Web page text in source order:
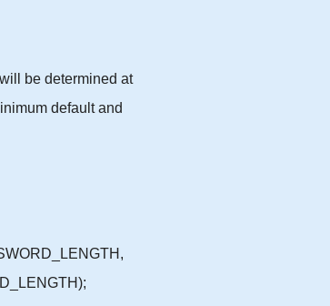
be determined at
default and